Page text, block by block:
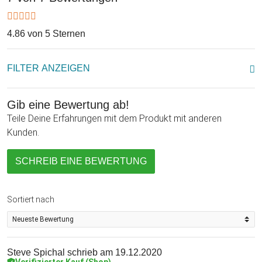
4.86 von 5 Sternen
FILTER ANZEIGEN
Gib eine Bewertung ab!
Teile Deine Erfahrungen mit dem Produkt mit anderen
Kunden.
SCHREIB EINE BEWERTUNG
Sortiert nach
Steve Spichal schrieb am 19.12.2020